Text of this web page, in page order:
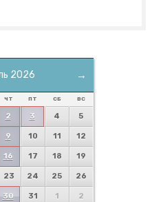
→
2026
ЧТ ПТ СБ ВС
2 3 4 5
9 10 11 12
16 17 18 19
23 24 25 26
30 31 1 2